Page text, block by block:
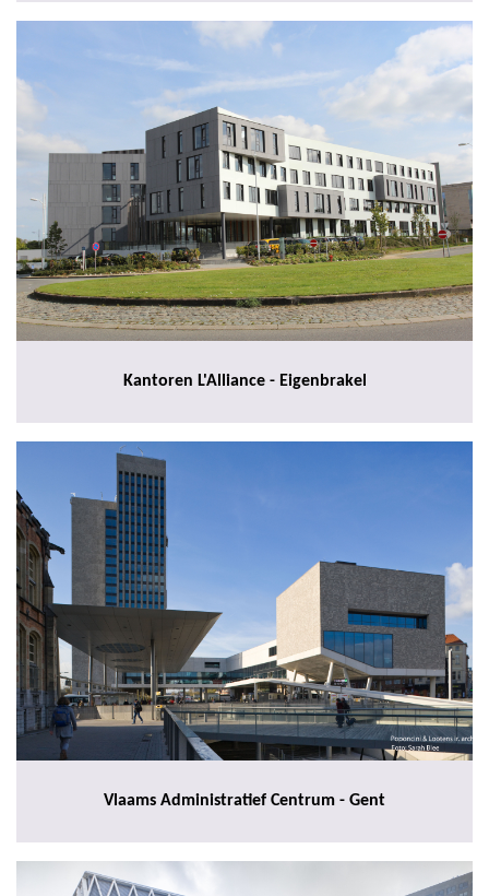
Kantoren L'Alliance - Eigenbrakel
Vlaams Administratief Centrum - Gent